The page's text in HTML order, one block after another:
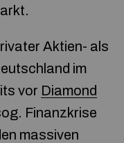
Aktien- als
im
vor Diamond
Finanzkrise
massiven